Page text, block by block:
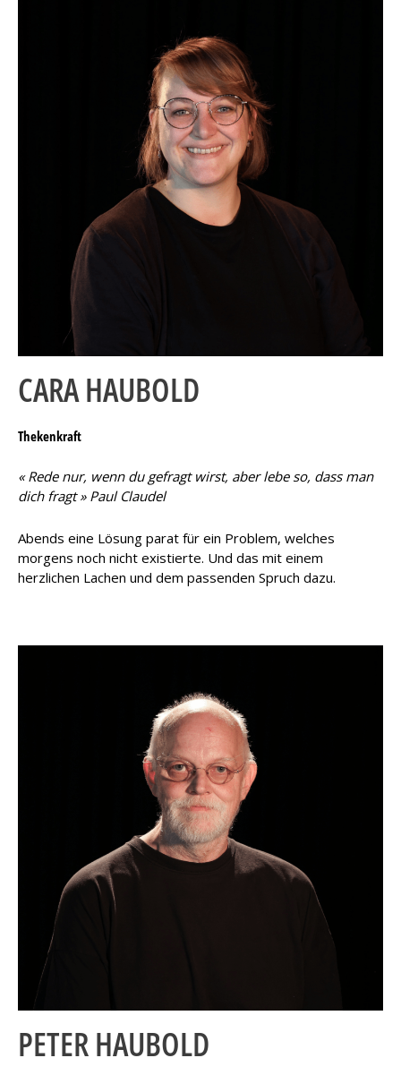
CARA HAUBOLD
Thekenkraft
« Rede nur, wenn du gefragt wirst, aber lebe so, dass man
dich fragt » Paul Claudel
Abends eine Lösung parat für ein Problem, welches
morgens noch nicht existierte. Und das mit einem
herzlichen Lachen und dem passenden Spruch dazu.
PETER HAUBOLD